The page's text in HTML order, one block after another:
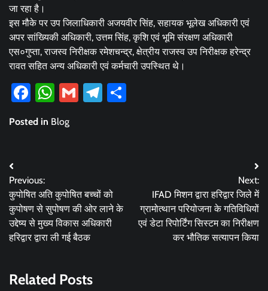
जा रहा है।
इस मौके पर उप जिलाधिकारी अजयवीर सिंह, सहायक भूलेख अधिकारी एवं
अपर सांख्यिकी अधिकारी, उत्तम सिंह, कृशि एवं भूमि संरक्षण अधिकारी
एस०गुप्ता, राजस्व निरीक्षक रमेशचन्द्र, क्षेत्रीय राजस्व उप निरीक्षक हरेन्द्र
रावत सहित अन्य अधिकारी एवं कर्मचारी उपस्थित थे।
Facebook
WhatsApp
GmailTelegram
Posted in Blog
Post
navigation
Previous:
कुपोषित अति कुपोषित बच्चों को
कुपोषण से सुपोषण की ओर लाने के
उद्देष्य से मुख्य विकास अधिकारी
हरिद्वार द्वारा ली गई बैठक
Next:
IFAD मिशन द्वारा हरिद्वार जिले में
ग्रामोत्थान परियोजना के गतिविधियों
एवं डेटा रिपोर्टिंग सिस्टम का निरीक्षण
कर भौतिक सत्यापन किया
Related Posts